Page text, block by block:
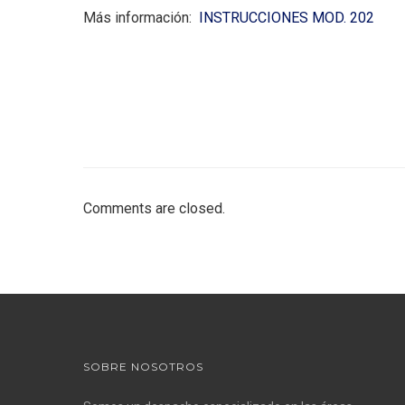
Más información: INSTRUCCIONES MOD. 202
Comments are closed.
SOBRE NOSOTROS